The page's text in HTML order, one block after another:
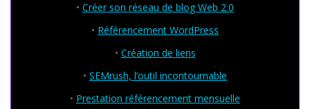
• Créer son réseau de blog Web 2.0
• Référencement WordPress
• Création de liens
• SEMrush, l’outil incontournable
• Prestation référencement mensuelle